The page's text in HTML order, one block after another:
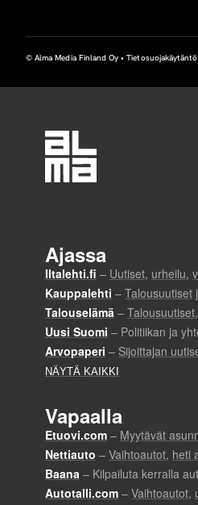
© Alma Media Finland Oy •Tietosuojakäytäntö